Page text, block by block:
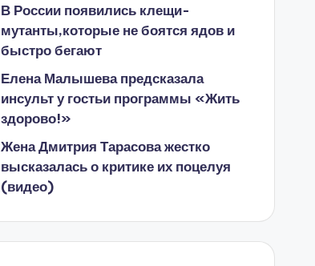
В России появились клещи-
мутанты,которые не боятся ядов и
быстро бегают
Елена Малышева предсказала
инсульт у гостьи программы «Жить
здорово!»
Жена Дмитрия Тарасова жестко
высказалась о критике их поцелуя
(видео)